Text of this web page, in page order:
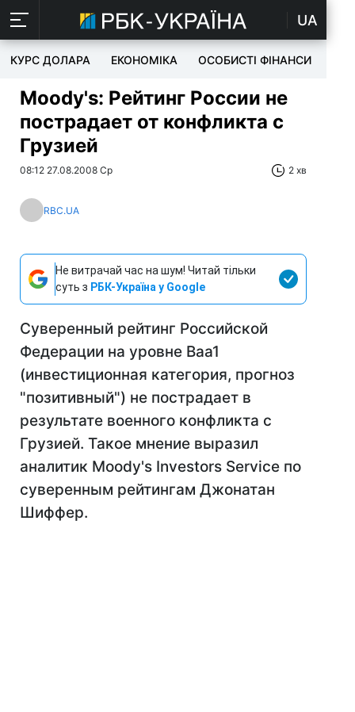
UA
КУРС ДОЛАРА ЕКОНОМІКА ОСОБИСТІ ФІНАНСИ
Moody's: Рейтинг России не
пострадает от конфликта с
Грузией
08:12 27.08.2008 Ср 2 хв
RBC.UA
Не витрачай час на шум! Читай тільки
суть з РБК-Україна у Google
Суверенный рейтинг Российской
Федерации на уровне Baa1
(инвестиционная категория, прогноз
"позитивный") не пострадает в
результате военного конфликта с
Грузией. Такое мнение выразил
аналитик Moody's Investors Service по
суверенным рейтингам Джонатан
Шиффер.